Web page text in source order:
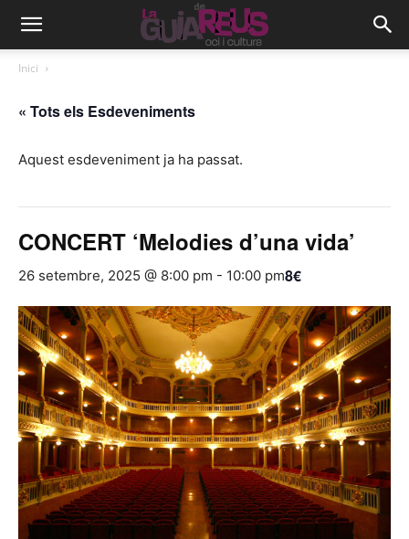
Inici
« Tots els Esdeveniments
Aquest esdeveniment ja ha passat.
CONCERT ‘Melodies d’una vida’
26 setembre, 2025 @ 8:00 pm - 10:00 pm8€